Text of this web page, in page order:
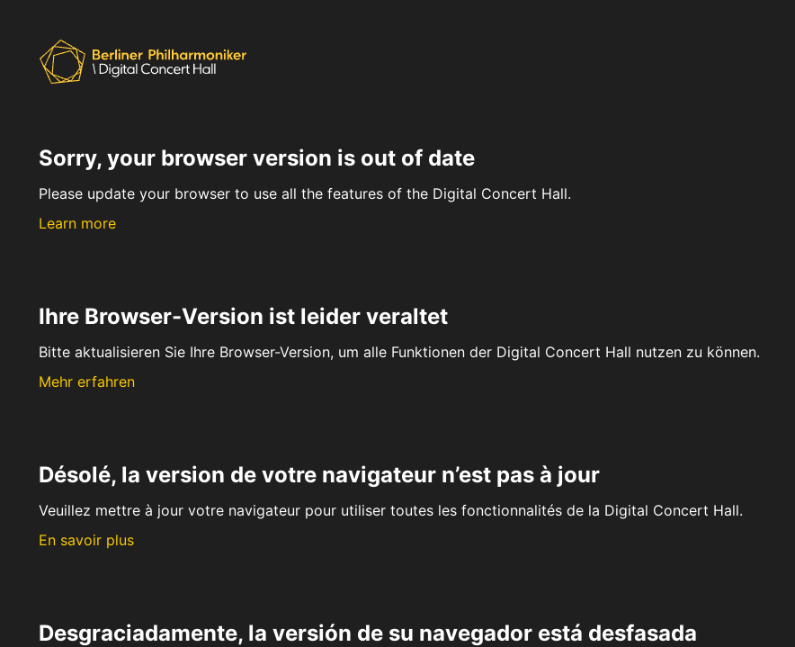
Sorry, your browser version is out of date
Please update your browser to use all the features of the Digital Concert Hall.
Learn more
Ihre Browser-Version ist leider veraltet
Bitte aktualisieren Sie Ihre Browser-Version, um alle Funktionen der Digital Concert Hall nutzen zu können.
Mehr erfahren
Désolé, la version de votre navigateur n’est pas à jour
Veuillez mettre à jour votre navigateur pour utiliser toutes les fonctionnalités de la Digital Concert Hall.
En savoir plus
Desgraciadamente, la versión de su navegador está desfasada